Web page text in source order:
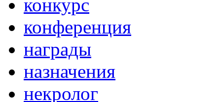
конкурс
конференция
награды
назначения
некролог